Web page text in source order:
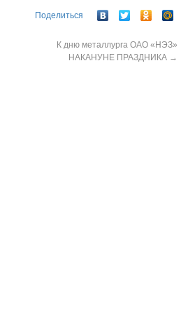
Поделиться
К дню металлурга ОАО «НЭЗ»
НАКАНУНЕ ПРАЗДНИКА →